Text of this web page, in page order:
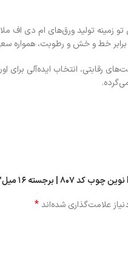
تولید ورق‌های ام دی اف
خط و خش و رطوبت، همواره سعی
رقابتی، انتخاب ایده‌آلی
علامت‌گذاری شده‌اند*